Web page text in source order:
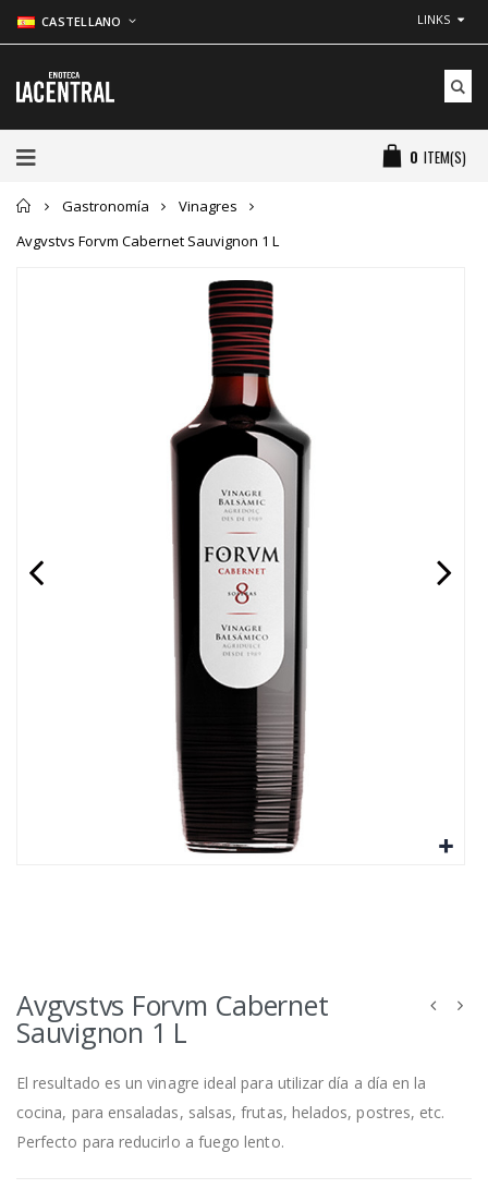
CASTELLANO LINKS
0 ITEM(S)
Inicio
Gastronomía
Vinagres
Avgvstvs Forvm Cabernet Sauvignon 1 L
Avgvstvs Forvm Cabernet
Sauvignon 1 L
El resultado es un vinagre ideal para utilizar día a día en la
cocina, para ensaladas, salsas, frutas, helados, postres, etc.
Perfecto para reducirlo a fuego lento.